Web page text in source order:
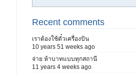
Recent comments
เราต้องใช้ตั๋วเครื่องบิน
10 years 51 weeks ago
จ่าย ห้าบาทแบบทุกสถานี
11 years 4 weeks ago